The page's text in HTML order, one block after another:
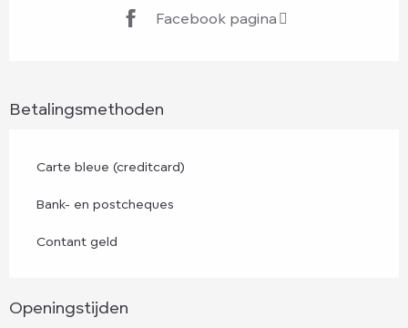
Facebook pagina
Betalingsmethoden
Carte bleue (creditcard)
Bank- en postcheques
Contant geld
Openingstijden